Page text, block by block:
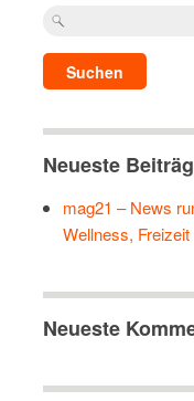
Neueste
mag21 – News
Wellness,
Neueste